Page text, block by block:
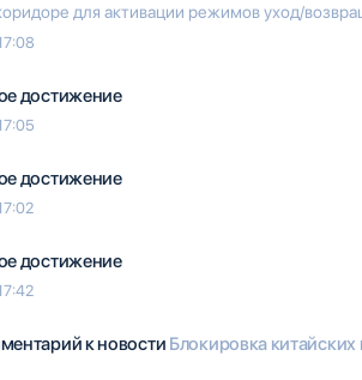
для активации режимов уход/
достижение
достижение
достижение
к новости Блокировка